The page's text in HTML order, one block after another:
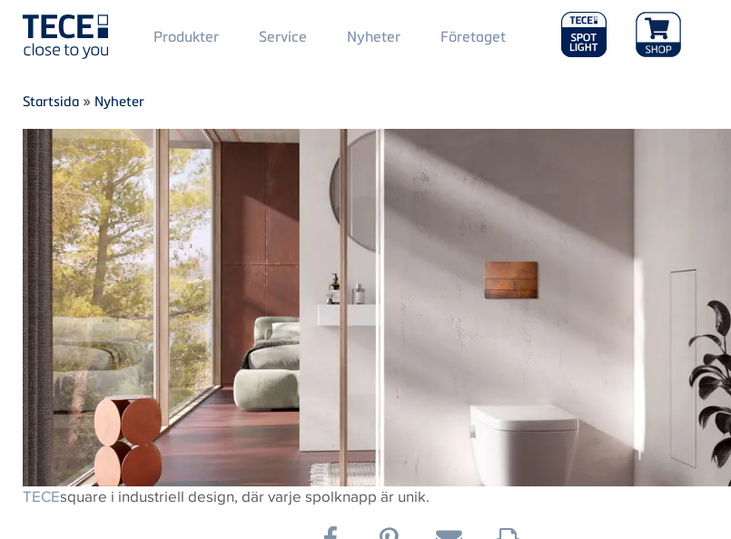
Skip to main content
Main
Menü
Produkter Service Nyheter Main
Menu
Företaget
Breadcrumb
Startsida » Nyheter
TECEsquare i industriell design, där varje spolknapp är unik.